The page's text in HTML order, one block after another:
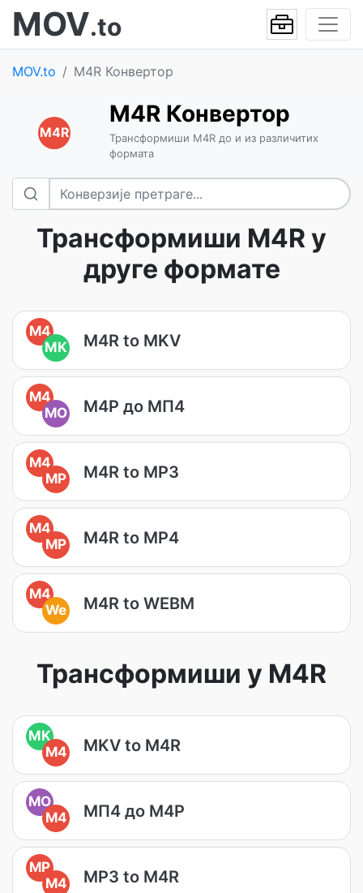
MOV.to
MOV.to M4R Конвертор
M4R
M4R Конвертор
Трансформиши M4R до и из различитих
формата
Трансформиши M4R у
друге формате
M4
MK
M4R to MKV
M4
MO
М4Р до МП4
M4
MP
M4R to MP3
M4
MP
M4R to MP4
M4
We
M4R to WEBM
Трансформиши у M4R
MK
M4
MKV to M4R
MO
M4
МП4 до М4Р
MP
M4
MP3 to M4R